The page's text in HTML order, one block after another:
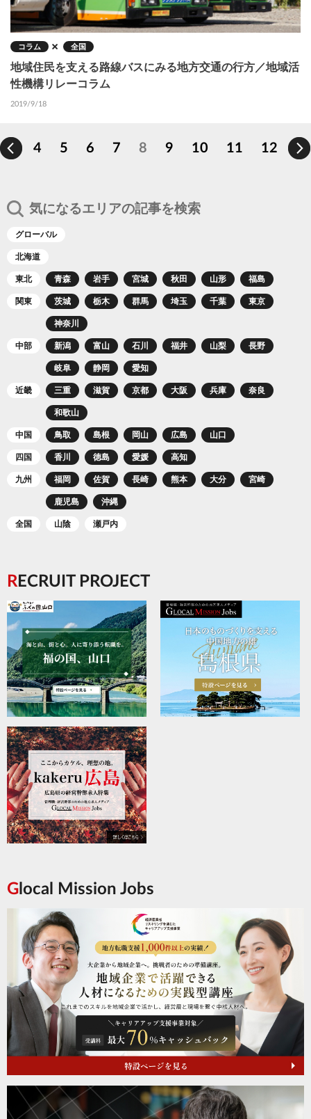
コラム 全国
地域住民を支える路線バスにみる地方交通の行方／地域活
性機構リレーコラム
2019/9/18
ペ
ー
り
P
4
P
5
P
6
P
7
カ
ペ
ー
8
P
9
P
10
P
11
P
12
気になるエリアの記事を検索
グローバル
北海道
東北 青森 岩手 宮城 秋田 山形 福島
関東 茨城 栃木 群馬 埼玉 千葉 東京
神奈川
中部 新潟 富山 石川 福井 山梨 長野
岐阜 静岡 愛知
近畿 三重 滋賀 京都 大阪 兵庫 奈良
和歌山
中国 鳥取 島根 岡山 広島 山口
四国 香川 徳島 愛媛 高知
九州 福岡 佐賀 長崎 熊本 大分 宮崎
鹿児島 沖縄
全国 山陰 瀬戸内
RECRUIT PROJECT
Glocal Mission Jobs